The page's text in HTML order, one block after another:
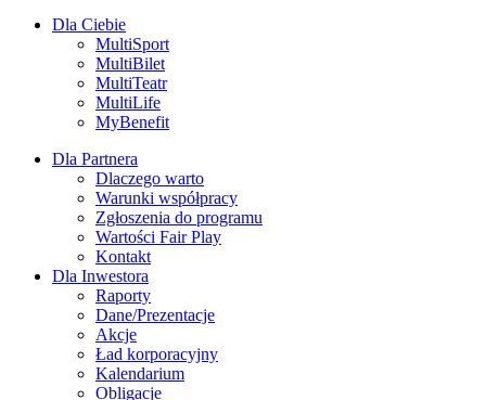
Dla Ciebie
MultiSport
MultiBilet
MultiTeatr
MultiLife
MyBenefit
Dla Partnera
Dlaczego warto
Warunki współpracy
Zgłoszenia do programu
Wartości Fair Play
Kontakt
Dla Inwestora
Raporty
Dane/Prezentacje
Akcje
Ład korporacyjny
Kalendarium
Obligacje